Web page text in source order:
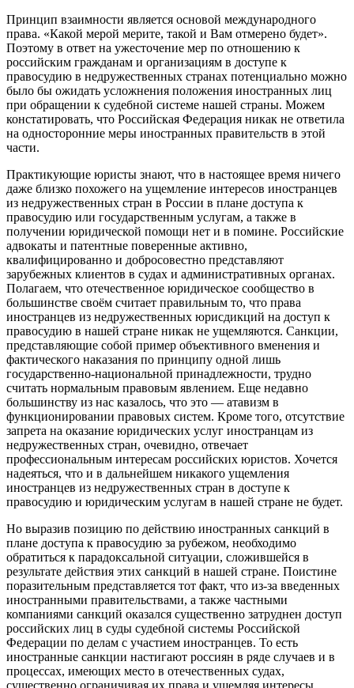
Принцип взаимности является основой международного
права. «Какой мерой мерите, такой и Вам отмерено будет».
Поэтому в ответ на ужесточение мер по отношению к
российским гражданам и организациям в доступе к
правосудию в недружественных странах потенциально можно
было бы ожидать усложнения положения иностранных лиц
при обращении к судебной системе нашей страны. Можем
констатировать, что Российская Федерация никак не ответила
на односторонние меры иностранных правительств в этой
части.
Практикующие юристы знают, что в настоящее время ничего
даже близко похожего на ущемление интересов иностранцев
из недружественных стран в России в плане доступа к
правосудию или государственным услугам, а также в
получении юридической помощи нет и в помине. Российские
адвокаты и патентные поверенные активно,
квалифицированно и добросовестно представляют
зарубежных клиентов в судах и административных органах.
Полагаем, что отечественное юридическое сообщество в
большинстве своём считает правильным то, что права
иностранцев из недружественных юрисдикций на доступ к
правосудию в нашей стране никак не ущемляются. Санкции,
представляющие собой пример объективного вменения и
фактического наказания по принципу одной лишь
государственно-национальной принадлежности, трудно
считать нормальным правовым явлением. Еще недавно
большинству из нас казалось, что это — атавизм в
функционировании правовых систем. Кроме того, отсутствие
запрета на оказание юридических услуг иностранцам из
недружественных стран, очевидно, отвечает
профессиональным интересам российских юристов. Хочется
надеяться, что и в дальнейшем никакого ущемления
иностранцев из недружественных стран в доступе к
правосудию и юридическим услугам в нашей стране не будет.
Но выразив позицию по действию иностранных санкций в
плане доступа к правосудию за рубежом, необходимо
обратиться к парадоксальной ситуации, сложившейся в
результате действия этих санкций в нашей стране. Поистине
поразительным представляется тот факт, что из-за введенных
иностранными правительствами, а также частными
компаниями санкций оказался существенно затруднен доступ
российских лиц в суды судебной системы Российской
Федерации по делам с участием иностранцев. То есть
иностранные санкции настигают россиян в ряде случаев и в
процессах, имеющих место в отечественных судах,
существенно ограничивая их права и ущемляя интересы.